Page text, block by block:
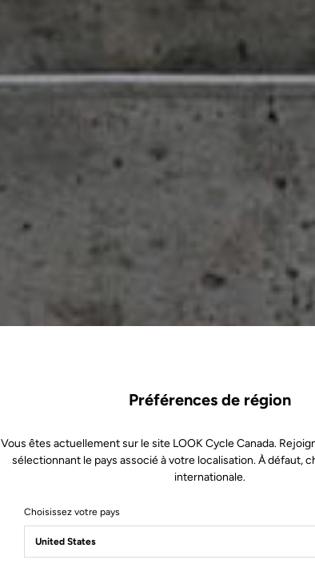
Préférences de région
Vous êtes actuellement sur le site LOOK Cycle Canada.
sélectionnant le pays associé à votre localisation. À défaut,
internationale.
Choisissez votre pays